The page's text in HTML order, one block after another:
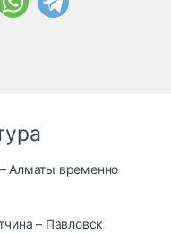
Алматы временно
– Павловск